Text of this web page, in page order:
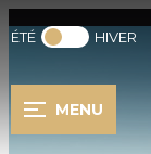
ÉTÉ HIVER
MENU